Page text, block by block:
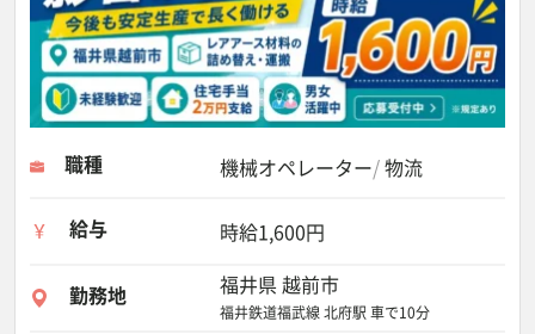
職種 機械オペレーター 物流
給与 時給1,600円
勤務地 福井県 越前市
福井鉄道福武線 北府駅 車で10分